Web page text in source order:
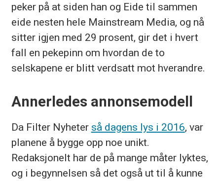
Har bakgrunn fra ulike
lederstillinger i Egmont/
Hjemmet Mortensen, blant annet
redaktør i klikk.no, Foreldre & Barn
Var på slutten av 90-tallet ansvarlig
Startet journalistkarrieren i
Romerikes Blad.
peker på at siden han og Eide til sammen
eide nesten hele Mainstream Media, og nå
sitter igjen med 29 prosent, gir det i hvert
fall en pekepinn om hvordan de to
selskapene er blitt verdsatt mot hverandre.
Annerledes annonsemodell
Da Filter Nyheter så dagens lys i 2016, var
planene å bygge opp noe unikt.
Redaksjonelt har de på mange måter lyktes,
og i begynnelsen så det også ut til å kunne